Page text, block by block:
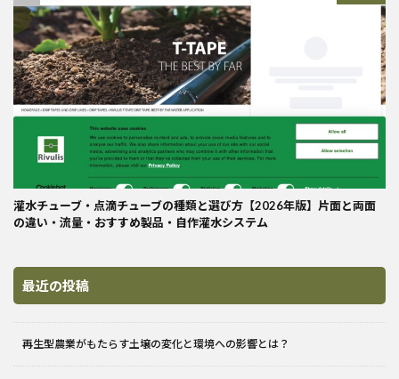
灌水チューブ・点滴チューブの種類と選び方【2026年版】片面と両面
の違い・流量・おすすめ製品・自作灌水システム
最近の投稿
再生型農業がもたらす土壌の変化と環境への影響とは？